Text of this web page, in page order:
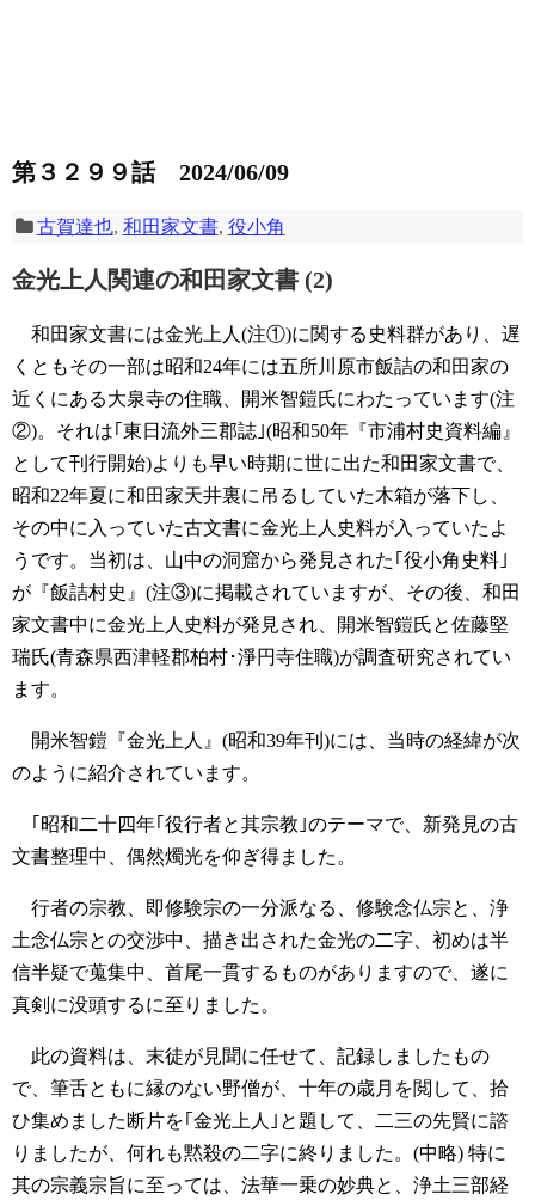
第３２９９話 2024/06/09
古賀達也, 和田家文書, 役小角
金光上人関連の和田家文書 (2)
和田家文書には金光上人(注①)に関する史料群があり、遅
くともその一部は昭和24年には五所川原市飯詰の和田家の
近くにある大泉寺の住職、開米智鎧氏にわたっています(注
②)。それは｢東日流外三郡誌｣(昭和50年『市浦村史資料編』
として刊行開始)よりも早い時期に世に出た和田家文書で、
昭和22年夏に和田家天井裏に吊るしていた木箱が落下し、
その中に入っていた古文書に金光上人史料が入っていたよ
うです。当初は、山中の洞窟から発見された｢役小角史料｣
が『飯詰村史』(注③)に掲載されていますが、その後、和田
家文書中に金光上人史料が発見され、開米智鎧氏と佐藤堅
瑞氏(青森県西津軽郡柏村･淨円寺住職)が調査研究されてい
ます。
開米智鎧『金光上人』(昭和39年刊)には、当時の経緯が次
のように紹介されています。
｢昭和二十四年｢役行者と其宗教｣のテーマで、新発見の古
文書整理中、偶然燭光を仰ぎ得ました。
行者の宗教、即修験宗の一分派なる、修験念仏宗と、浄
土念仏宗との交渉中、描き出された金光の二字、初めは半
信半疑で蒐集中、首尾一貫するものがありますので、遂に
真剣に没頭するに至りました。
此の資料は、末徒が見聞に任せて、記録しましたもの
で、筆舌ともに縁のない野僧が、十年の歳月を閲して、拾
ひ集めました断片を｢金光上人｣と題して、二三の先賢に諮
りましたが、何れも黙殺の二字に終りました。(中略) 特に
其の宗義宗旨に至っては、法華一乗の妙典と、浄土三部経